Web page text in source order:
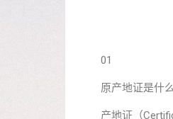
01
原产地证是什
产地证（